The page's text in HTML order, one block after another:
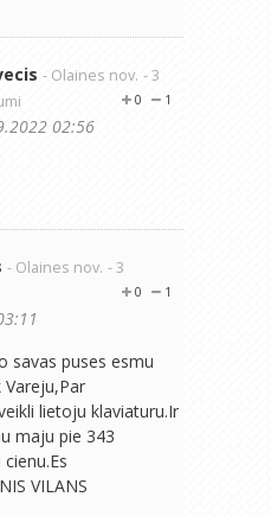
- Olaines nov. - 3
1
0
02:56
- Olaines nov. - 3
1
0
savas puses esmu
Vareju,Par
lietoju klaviaturu.Ir
maju pie 343
VILANS